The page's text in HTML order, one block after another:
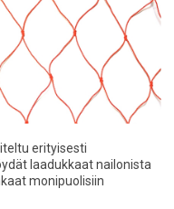
erityisesti
laadukkaat nailonista
monipuolisiin